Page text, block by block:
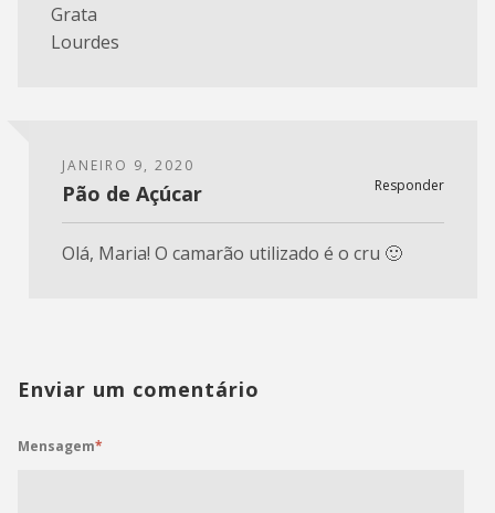
Grata
Lourdes
JANEIRO 9, 2020
Responder
Pão de Açúcar
Olá, Maria! O camarão utilizado é o cru 🙂
Enviar um comentário
Mensagem*